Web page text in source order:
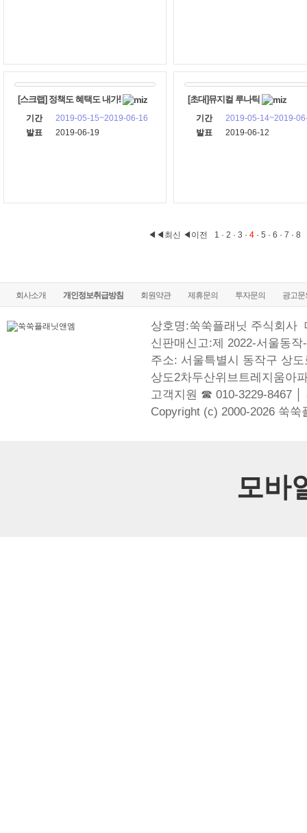
[스크랩] 정책도 혜택도 내가!
기간
2019-05-15~2019-06-16
발표
2019-06-19
[초대]뮤지컬 루나틱
기간
2019-05-14~2019-
발표
2019-06-12
◀◀최신 ◀이전 1 · 2 · 3 · 4 · 5 · 6 · 7 · 8
회사소개 개인정보취급방침 회원약관 제휴문의 투자문의 광고문
상호명:쑥쑥플래닛 주식회사
신판매신고:제 2022-서울동작
주소: 서울특별시 동작구 상
상도2차두산위브트레지움아
고객지원 ☎ 010-3229-8467 │
Copyright (c) 2000-2026 쑥
모바